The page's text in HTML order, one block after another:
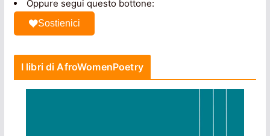
Oppure segui questo bottone:
Sostienici
I libri di AfroWomenPoetry